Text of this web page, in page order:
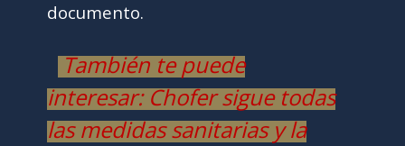
documento.
También te puede
interesar: Chofer sigue todas
las medidas sanitarias y la